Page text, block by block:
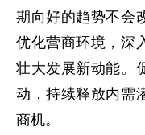
期向好的趋势不会
优化营商环境，深
壮大发展新动能。
动，持续释放内需
商机。